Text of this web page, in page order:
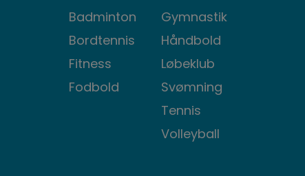
Badminton
Bordtennis
Fitness
Fodbold
Gymnastik
Håndbold
Løbeklub
Svømning
Tennis
Volleyball